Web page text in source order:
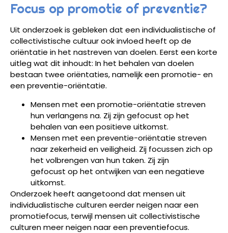
Focus op promotie of preventie?
Uit onderzoek is gebleken dat een individualistische of
collectivistische cultuur ook invloed heeft op de
oriëntatie in het nastreven van doelen. Eerst een korte
uitleg wat dit inhoudt: In het behalen van doelen
bestaan twee oriëntaties, namelijk een promotie- en
een preventie-oriëntatie.
Mensen met een promotie-oriëntatie streven
hun verlangens na. Zij zijn gefocust op het
behalen van een positieve uitkomst.
Mensen met een preventie-oriëntatie streven
naar zekerheid en veiligheid. Zij focussen zich op
het volbrengen van hun taken. Zij zijn
gefocust op het ontwijken van een negatieve
uitkomst.
Onderzoek heeft aangetoond dat mensen uit
individualistische culturen eerder neigen naar een
promotiefocus, terwijl mensen uit collectivistische
culturen meer neigen naar een preventiefocus.